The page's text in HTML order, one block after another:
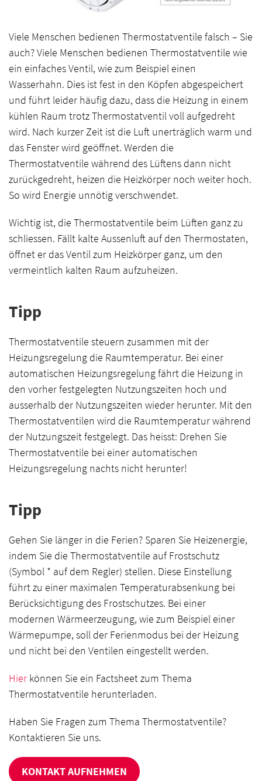
Viele Menschen bedienen Thermostatventile falsch – Sie
auch? Viele Menschen bedienen Thermostatventile wie
ein einfaches Ventil, wie zum Beispiel einen
Wasserhahn. Dies ist fest in den Köpfen abgespeichert
und führt leider häufig dazu, dass die Heizung in einem
kühlen Raum trotz Thermostatventil voll aufgedreht
wird. Nach kurzer Zeit ist die Luft unerträglich warm und
das Fenster wird geöffnet. Werden die
Thermostatventile während des Lüftens dann nicht
zurückgedreht, heizen die Heizkörper noch weiter hoch.
So wird Energie unnötig verschwendet.
Wichtig ist, die Thermostatventile beim Lüften ganz zu
schliessen. Fällt kalte Aussenluft auf den Thermostaten,
öffnet er das Ventil zum Heizkörper ganz, um den
vermeintlich kalten Raum aufzuheizen.
Tipp
Thermostatventile steuern zusammen mit der
Heizungsregelung die Raumtemperatur. Bei einer
automatischen Heizungsregelung fährt die Heizung in
den vorher festgelegten Nutzungszeiten hoch und
ausserhalb der Nutzungszeiten wieder herunter. Mit den
Thermostatventilen wird die Raumtemperatur während
der Nutzungszeit festgelegt. Das heisst: Drehen Sie
Thermostatventile bei einer automatischen
Heizungsregelung nachts nicht herunter!
Tipp
Gehen Sie länger in die Ferien? Sparen Sie Heizenergie,
indem Sie die Thermostatventile auf Frostschutz
(Symbol * auf dem Regler) stellen. Diese Einstellung
führt zu einer maximalen Temperaturabsenkung bei
Berücksichtigung des Frostschutzes. Bei einer
modernen Wärmeerzeugung, wie zum Beispiel einer
Wärmepumpe, soll der Ferienmodus bei der Heizung
und nicht bei den Ventilen eingestellt werden.
Hier können Sie ein Factsheet zum Thema
Thermostatventile herunterladen.
Haben Sie Fragen zum Thema Thermostatventile?
Kontaktieren Sie uns.
KONTAKT AUFNEHMEN